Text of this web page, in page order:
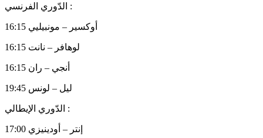
الدّوري الفرنسي :
16:15 أوكسير – مونبيليي
16:15 لوهافر – نانت
16:15 أنجي – ران
19:45 ليل – لونس
الدّوري الإيطالي :
17:00 إنتر – أودينيزي